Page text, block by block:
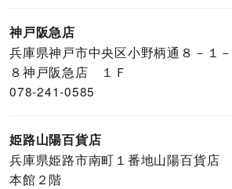
神戸阪急店
兵庫県神戸市中央区小野柄通８－１－
８神戸阪急店 １Ｆ
078-241-0585
姫路山陽百貨店
兵庫県姫路市南町１番地山陽百貨店
本館２階